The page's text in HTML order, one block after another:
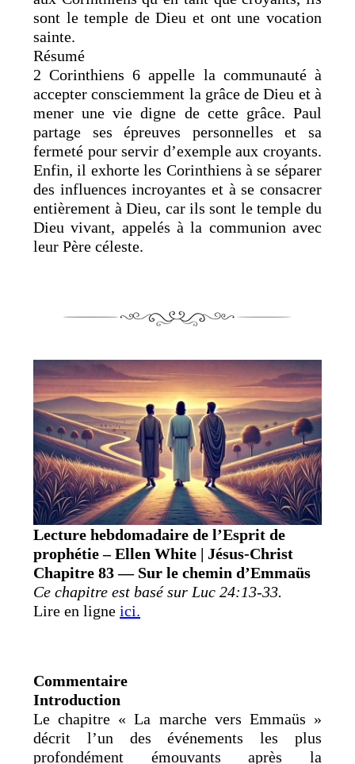
sont le temple de Dieu et ont une vocation
sainte.
Résumé
2 Corinthiens 6 appelle la communauté à
accepter consciemment la grâce de Dieu et à
mener une vie digne de cette grâce. Paul
partage ses épreuves personnelles et sa
fermeté pour servir d’exemple aux croyants.
Enfin, il exhorte les Corinthiens à se séparer
des influences incroyantes et à se consacrer
entièrement à Dieu, car ils sont le temple du
Dieu vivant, appelés à la communion avec
leur Père céleste.
Lecture hebdomadaire de l’Esprit de
prophétie – Ellen White | Jésus-Christ
Chapitre 83 — Sur le chemin d’Emmaüs
Ce chapitre est basé sur Luc 24:13-33.
Lire en ligneici.
Commentaire
Introduction
Le chapitre « La marche vers Emmaüs »
décrit l’un des événements les plus
profondément émouvants après la